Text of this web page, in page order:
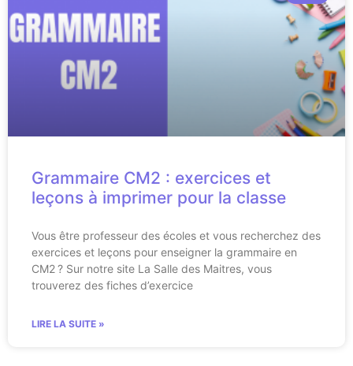
Grammaire CM2 : exercices et
leçons à imprimer pour la classe
Vous être professeur des écoles et vous recherchez des
exercices et leçons pour enseigner la grammaire en
CM2 ? Sur notre site La Salle des Maitres, vous
trouverez des fiches d’exercice
LIRE LA SUITE »